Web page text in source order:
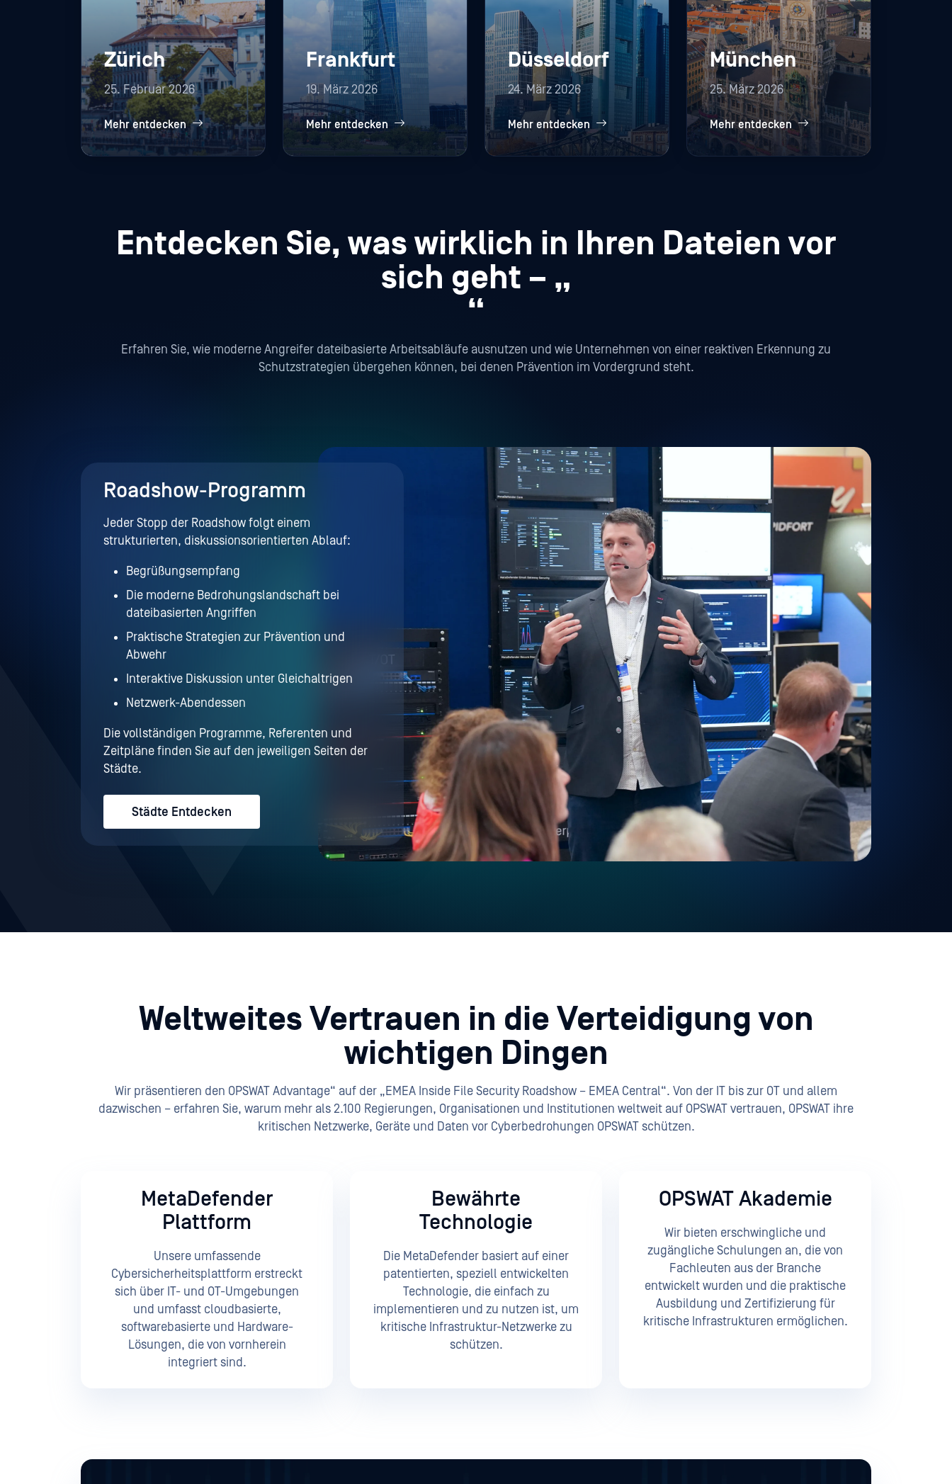
Zürich
25. Februar 2026
Mehr entdecken
Frankfurt
19. März 2026
Mehr entdecken
Düsseldorf
24. März 2026
Mehr entdecken
München
25. März 2026
Mehr entdecken
Entdecken Sie, was wirklich in Ihren Dateien vor
sich geht – „
“
Erfahren Sie, wie moderne Angreifer dateibasierte Arbeitsabläufe ausnutzen und wie Unternehmen von einer reaktiven Erkennung zu
Schutzstrategien übergehen können, bei denen Prävention im Vordergrund steht.
Roadshow-Programm
Jeder Stopp der Roadshow folgt einem
strukturierten, diskussionsorientierten Ablauf:
Begrüßungsempfang
Die moderne Bedrohungslandschaft bei
dateibasierten Angriffen
Praktische Strategien zur Prävention und
Abwehr
Interaktive Diskussion unter Gleichaltrigen
Netzwerk-Abendessen
Die vollständigen Programme, Referenten und
Zeitpläne finden Sie auf den jeweiligen Seiten der
Städte.
Städte Entdecken
Weltweites Vertrauen in die Verteidigung von
wichtigen Dingen
Wir präsentieren den OPSWAT Advantage“ auf der „EMEA Inside File Security Roadshow – EMEA Central“. Von der IT bis zur OT und allem
dazwischen – erfahren Sie, warum mehr als 2.100 Regierungen, Organisationen und Institutionen weltweit auf OPSWAT vertrauen, OPSWAT ihre
kritischen Netzwerke, Geräte und Daten vor Cyberbedrohungen OPSWAT schützen.
MetaDefender
Plattform
Unsere umfassende
Cybersicherheitsplattform erstreckt
sich über IT- und OT-Umgebungen
und umfasst cloudbasierte,
softwarebasierte und Hardware-
Lösungen, die von vornherein
integriert sind.
Bewährte
Technologie
Die MetaDefender basiert auf einer
patentierten, speziell entwickelten
Technologie, die einfach zu
implementieren und zu nutzen ist, um
kritische Infrastruktur-Netzwerke zu
schützen.
OPSWAT Akademie
Wir bieten erschwingliche und
zugängliche Schulungen an, die von
Fachleuten aus der Branche
entwickelt wurden und die praktische
Ausbildung und Zertifizierung für
kritische Infrastrukturen ermöglichen.